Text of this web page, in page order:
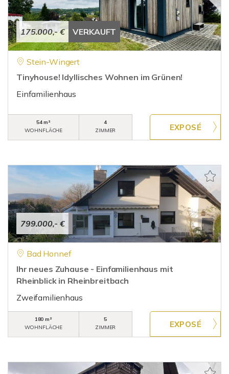
175.000,- € VERKAUFT
Stein-Wingert
Tinyhouse! Idyllisches Wohnen im Grünen!
Einfamilienhaus
54 m²
WOHNFLÄCHE
4
ZIMMER
799.000,- €
Bad Honnef
Ihr neues Zuhause - Einfamilienhaus mit
Rheinblick in Rheinbreitbach
Zweifamilienhaus
180 m²
WOHNFLÄCHE
5
ZIMMER